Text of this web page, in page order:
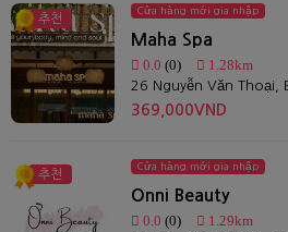
추천
Cửa hàng mới gia nhập
Maha Spa
0.0 (0) 1.28km
369,000VND
추천
Cửa hàng mới gia nhập
Onni Beauty
0.0 (0) 1.29km